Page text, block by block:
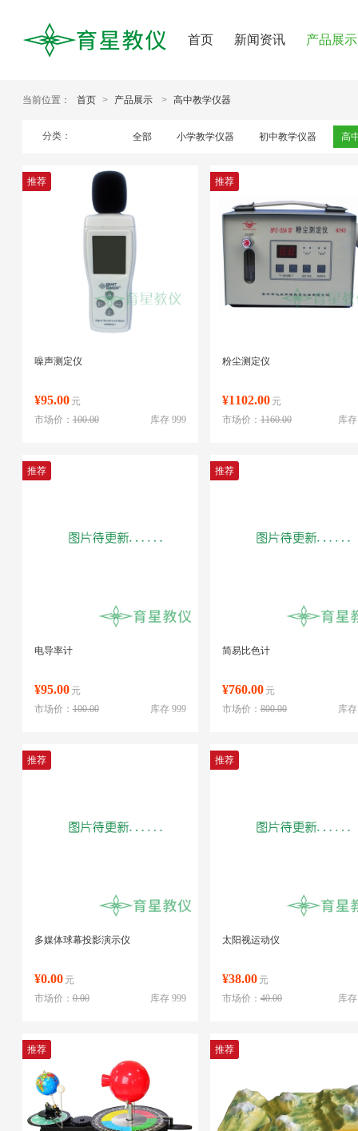
首页 新闻资讯 产品展示
当前位置： 首页 > 产品展示 > 高中教学仪器
分类： 全部 小学教学仪器 初中教学仪器 高
推荐
噪声测定仪
¥95.00 元
库存 999
市场价：100.00
推荐
粉尘测定仪
¥1102.00 元
库
市场价：1160.00
推荐
电导率计
¥95.00 元
库存 999
市场价：100.00
推荐
简易比色计
¥760.00 元
库
市场价：800.00
推荐
多媒体球幕投影演示仪
¥0.00 元
库存 999
市场价：0.00
推荐
太阳视运动仪
¥38.00 元
库
市场价：40.00
推荐 推荐